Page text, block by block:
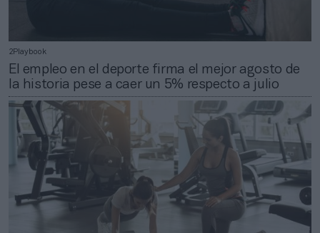
2Playbook
El empleo en el deporte firma el mejor agosto de
la historia pese a caer un 5% respecto a julio